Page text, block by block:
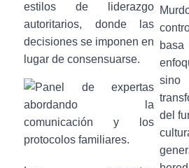
estilos de liderazgo
autoritarios, donde las
decisiones se imponen en
lugar de consensuarse.
del